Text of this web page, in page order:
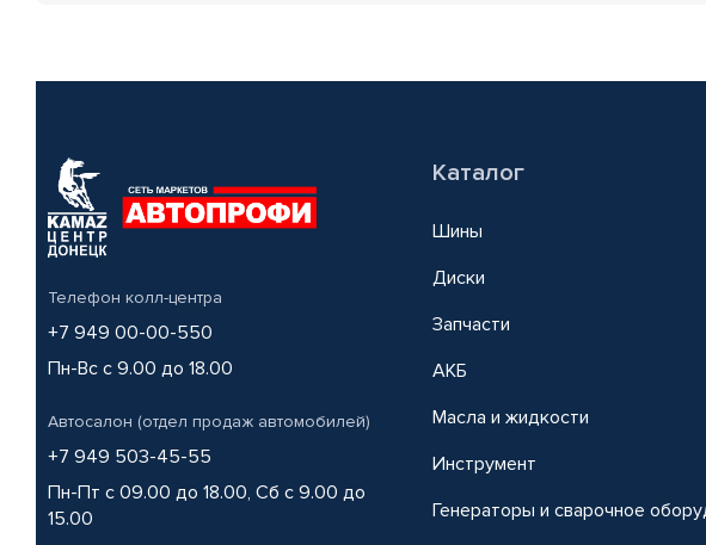
Телефон колл-центра
+7 949 00-00-550
Пн-Вс с 9.00 до 18.00
Автосалон (отдел продаж автомобилей)
+7 949 503-45-55
Пн-Пт с 09.00 до 18.00, Сб с 9.00 до
15.00
Каталог
Шины
Диски
Запчасти
АКБ
Масла и жидкости
Инструмент
Генераторы и сварочное